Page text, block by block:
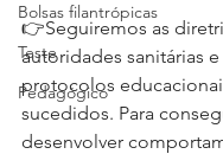
Bolsas filantrópicas
Teste
Pedagógico
👉Seguiremos as
autoridades sanitárias
protocolos
sucedidos. Para
desenvolver